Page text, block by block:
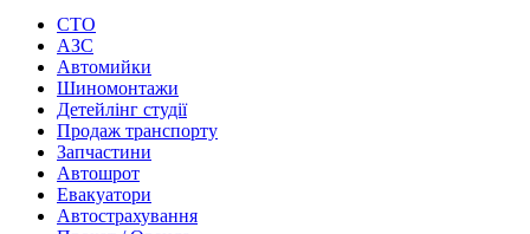
СТО
АЗС
Автомийки
Шиномонтажи
Детейлінг студії
Продаж транспорту
Запчастини
Автошрот
Евакуатори
Автострахування